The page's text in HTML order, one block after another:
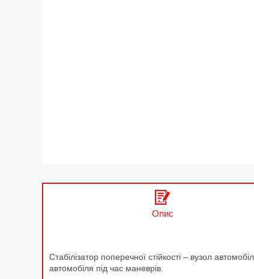
Опис
Стабілізатор поперечної стійкості – вузол
автомобіля під час маневрів.